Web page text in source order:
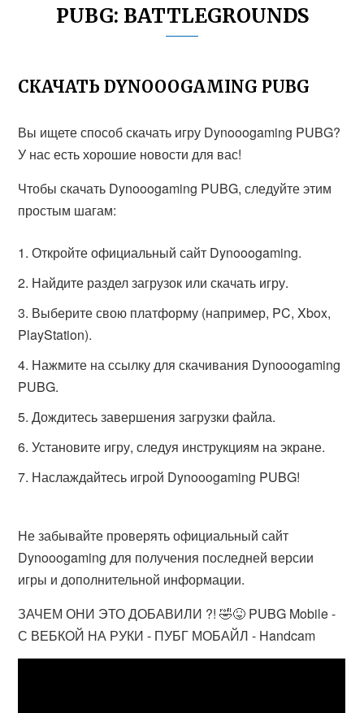
PUBG: BATTLEGROUNDS
СКАЧАТЬ DYNOOOGAMING PUBG
Вы ищете способ скачать игру Dynooogaming PUBG?
У нас есть хорошие новости для вас!
Чтобы скачать Dynooogaming PUBG, следуйте этим
простым шагам:
Откройте официальный сайт Dynooogaming.
Найдите раздел загрузок или скачать игру.
Выберите свою платформу (например, PC, Xbox,
PlayStation).
Нажмите на ссылку для скачивания Dynooogaming
PUBG.
Дождитесь завершения загрузки файла.
Установите игру, следуя инструкциям на экране.
Наслаждайтесь игрой Dynooogaming PUBG!
Не забывайте проверять официальный сайт
Dynooogaming для получения последней версии
игры и дополнительной информации.
ЗАЧЕМ ОНИ ЭТО ДОБАВИЛИ ?! 🤣😝 PUBG Mobile -
С ВЕБКОЙ НА РУКИ - ПУБГ МОБАЙЛ - Handcam